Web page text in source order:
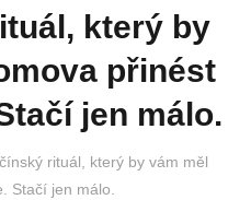
přinést
jen málo.
rituál, který by vám měl
Stačí jen málo.